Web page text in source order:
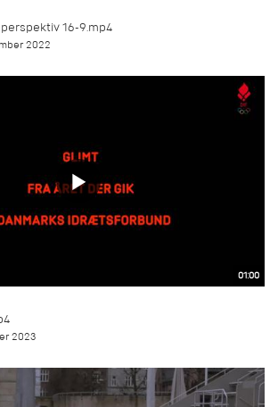
16-9.mp4
2022
01:00
2023